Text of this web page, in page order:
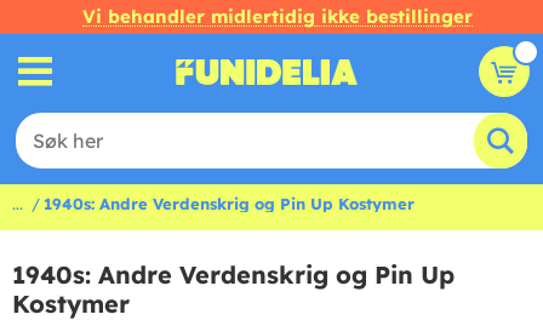
Vi behandler midlertidig ikke bestillinger
... 1940s: Andre Verdenskrig og Pin Up Kostymer
1940s: Andre Verdenskrig og Pin Up
Kostymer